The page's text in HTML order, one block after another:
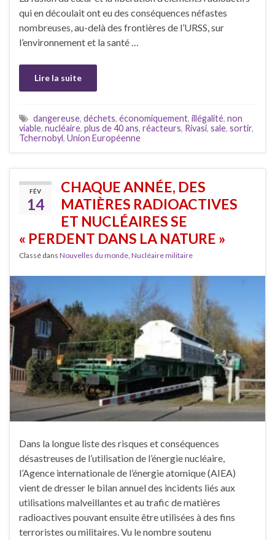
qui en découlait ont eu des conséquences néfastes
nombreuses, au-delà des frontières de l’URSS, sur
l’environnement et la santé …
Lire la suite
dangereuse, déchets, économiquement, illégalité, non
viable, nucléaire, plus de 40 ans, réacteurs, Rivasi, sale, sortir,
Tchernobyl, Union Européenne
FÉV
14
CHAQUE ANNÉE, DES
MATIÈRES RADIOACTIVES
ET NUCLÉAIRES SE
« PERDENT DANS LA NATURE »
Classé dans Nouvelles du monde, Nucléaire militaire
Dans la longue liste des risques et conséquences
désastreuses de l’utilisation de l’énergie nucléaire,
l’Agence internationale de l’énergie atomique (AIEA)
vient de dresser le bilan annuel des incidents liés aux
utilisations malveillantes et au trafic de matières
radioactives pouvant ensuite être utilisées à des fins
terroristes ou militaires. Vu le nombre soutenu